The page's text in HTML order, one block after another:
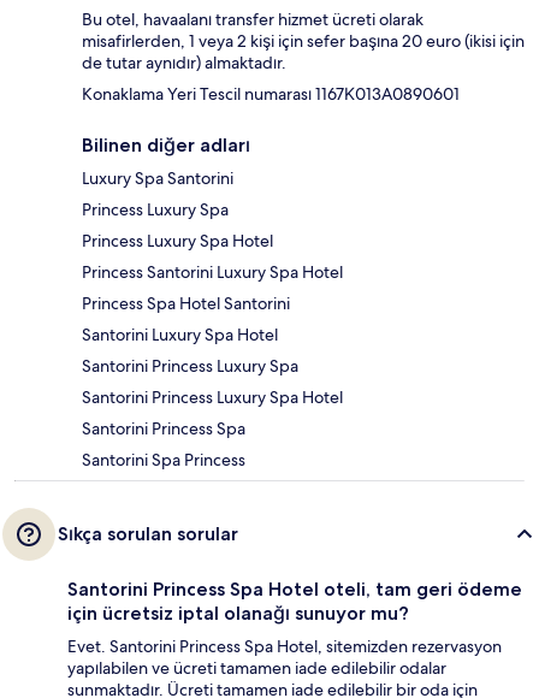
Bu otel, havaalanı transfer hizmet ücreti olarak
misafirlerden, 1 veya 2 kişi için sefer başına 20 euro (ikisi için
de tutar aynıdır) almaktadır.
Konaklama Yeri Tescil numarası 1167Κ013A0890601
Bilinen diğer adları
Luxury Spa Santorini
Princess Luxury Spa
Princess Luxury Spa Hotel
Princess Santorini Luxury Spa Hotel
Princess Spa Hotel Santorini
Santorini Luxury Spa Hotel
Santorini Princess Luxury Spa
Santorini Princess Luxury Spa Hotel
Santorini Princess Spa
Santorini Spa Princess
Sıkça sorulan sorular
Santorini Princess Spa Hotel oteli, tam geri ödeme
için ücretsiz iptal olanağı sunuyor mu?
Evet. Santorini Princess Spa Hotel, sitemizden rezervasyon
yapılabilen ve ücreti tamamen iade edilebilir odalar
sunmaktadır. Ücreti tamamen iade edilebilir bir oda için